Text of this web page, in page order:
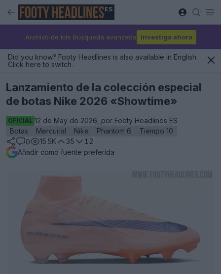
ES
Archivo de kits Búsqueda avanzada Investiga ahora
Did you know? Footy Headlines is also available in English.
Click here to switch.
Lanzamiento de la colección especial
de botas Nike 2026 «Showtime»
OFICIAL 12 de May de 2026, por Footy Headlines ES
Botas
Mercurial Nike Phantom 6
Tiempo 10
0
15.5K 35
12
Añadir como fuente preferida